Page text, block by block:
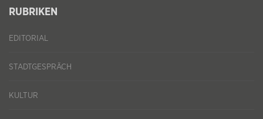
RUBRIKEN
EDITORIAL
STADTGESPRÄCH
KULTUR